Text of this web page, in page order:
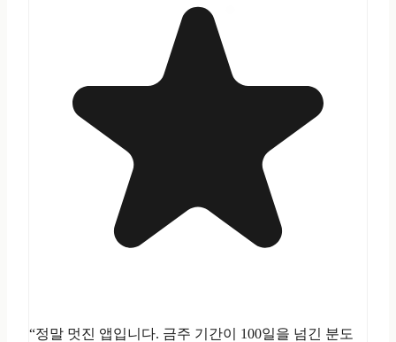
“정말 멋진 앱입니다. 금주 기간이 100일을 넘긴 분도